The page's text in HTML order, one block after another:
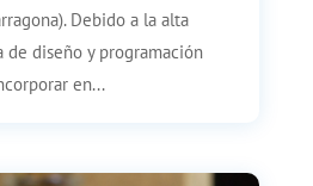
Debido a la alta
de diseño y programación
en...